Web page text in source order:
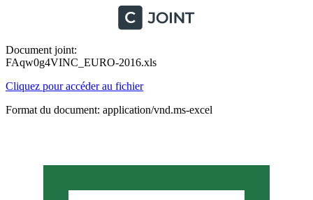
Document joint:
FAqw0g4VINC_EURO-2016.xls
Cliquez pour accéder au fichier
Format du document: application/vnd.ms-excel